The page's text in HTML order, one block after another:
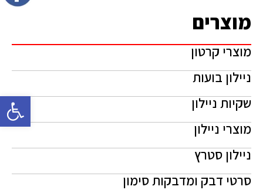
פתח
מוצרים
מוצרי קרטון
ניילון בועות
שקיות ניילון
מוצרי ניילון
ניילון סטרץ
סרטי דבק ומדבקות סימון